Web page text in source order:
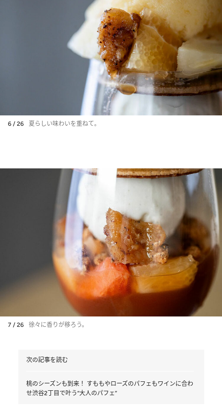
6 / 26 夏らしい味わいを重ねて。
7 / 26 徐々に香りが移ろう。
次の記事を読む
桃のシーズンも到来！ すももやローズのパフェもワインに合わ
せ渋谷2丁目で叶う“大人のパフェ”